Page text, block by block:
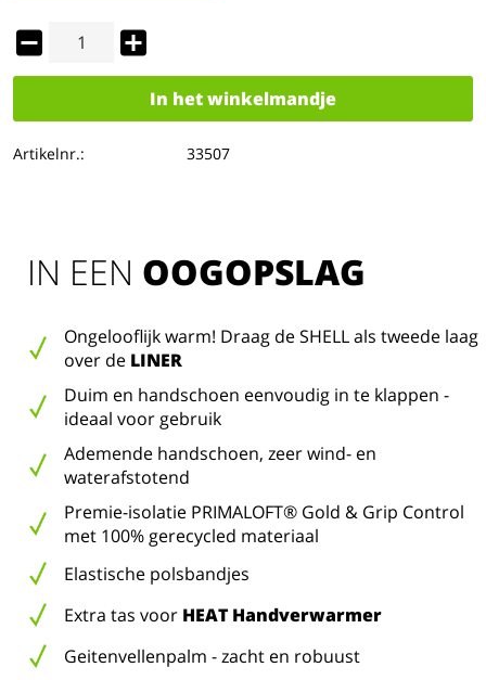
In het winkelmandje
Artikelnr.: 33507
IN EEN OOGOPSLAG
Ongelooflijk warm! Draag de SHELL als tweede laag
over de LINER
Duim en handschoen eenvoudig in te klappen -
ideaal voor gebruik
Ademende handschoen, zeer wind- en
waterafstotend
Premie-isolatie PRIMALOFT® Gold & Grip Control
met 100% gerecycled materiaal
Elastische polsbandjes
Extra tas voor HEAT Handverwarmer
Geitenvellenpalm - zacht en robuust